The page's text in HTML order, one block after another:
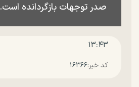
صدر توجهات بازگردانده است.
۱۳:۴۳
کد خبر:۱۶۳۶۶